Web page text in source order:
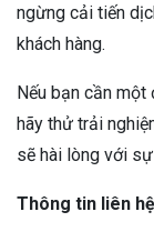
ngừng cải tiến
khách hàng.
Nếu bạn cần một
hãy thử trải
sẽ hài lòng với
Thông tin liên